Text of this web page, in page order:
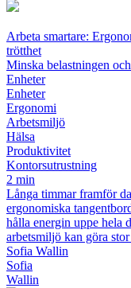
Arbeta smartare:
trötthet
Minska belastningen
Enheter
Enheter
Ergonomi
Arbetsmiljö
Hälsa
Produktivitet
Kontorsutrustning
2 min
Långa timmar framför
ergonomiska
hålla energin uppe hela
arbetsmiljö kan göra
Sofia Wallin
Sofia
Wallin